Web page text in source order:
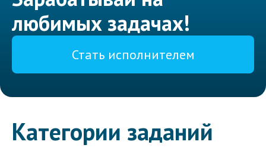
любимых задачах!
Стать исполнителем
Категории заданий